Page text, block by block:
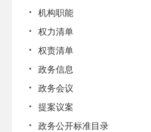
机构职能
权力清单
权责清单
政务信息
政务会议
提案议案
政务公开标准目录